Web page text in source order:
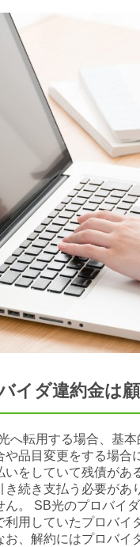
イダ違約金は
へ転用する場合、基
や品目変更をする場
いをしていて残債があ
き続き支払う必要があ
ん。 SB光のプロバイ
利用していたプロバイ
お、解約にはプロバイ